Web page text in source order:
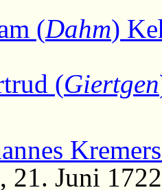
(Dahm)
(Giertgen
21. Juni